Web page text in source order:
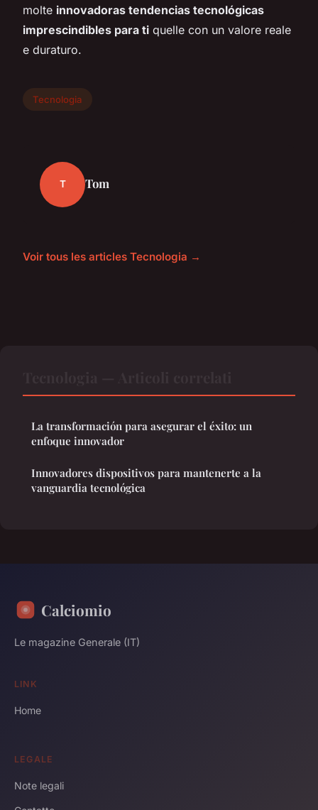
molte innovadoras tendencias tecnológicas
imprescindibles para ti quelle con un valore reale
e duraturo.
Tecnologia
T Tom
Voir tous les articles Tecnologia →
La transformación para asegurar el éxito: un
enfoque innovador
Innovadores dispositivos para mantenerte a la
vanguardia tecnológica
Calciomio
Le magazine Generale (IT)
LINK
Home
LEGALE
Note legali